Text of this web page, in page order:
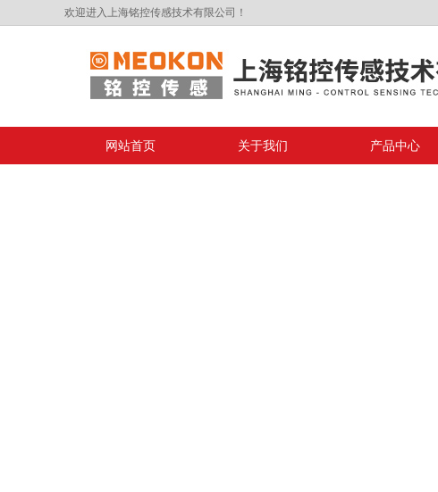
欢迎进入上海铭控传感技术有限公司！
网站首页 关于我们 产品中心